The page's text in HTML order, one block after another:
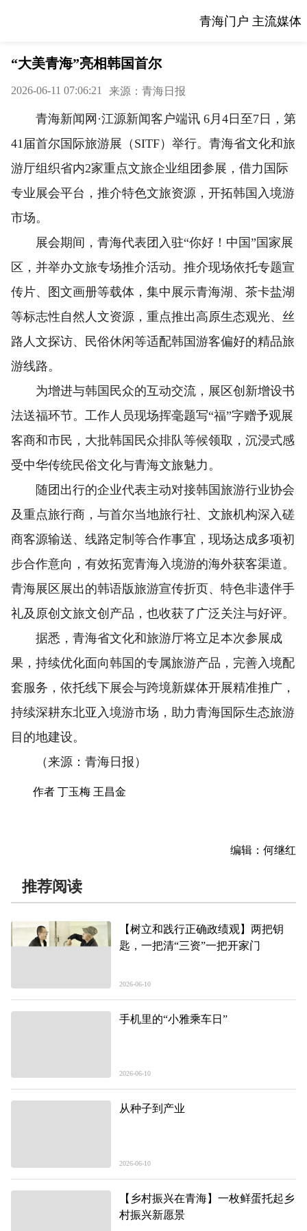
青海门户 主流媒体
“大美青海”亮相韩国首尔
2026-06-11 07:06:21 来源：青海日报
青海新闻网·江源新闻客户端讯 6月4日至7日，第
41届首尔国际旅游展（SITF）举行。青海省文化和旅
游厅组织省内2家重点文旅企业组团参展，借力国际
专业展会平台，推介特色文旅资源，开拓韩国入境游
市场。
展会期间，青海代表团入驻“你好！中国”国家展
区，并举办文旅专场推介活动。推介现场依托专题宣
传片、图文画册等载体，集中展示青海湖、茶卡盐湖
等标志性自然人文资源，重点推出高原生态观光、丝
路人文探访、民俗休闲等适配韩国游客偏好的精品旅
游线路。
为增进与韩国民众的互动交流，展区创新增设书
法送福环节。工作人员现场挥毫题写“福”字赠予观展
客商和市民，大批韩国民众排队等候领取，沉浸式感
受中华传统民俗文化与青海文旅魅力。
随团出行的企业代表主动对接韩国旅游行业协会
及重点旅行商，与首尔当地旅行社、文旅机构深入磋
商客源输送、线路定制等合作事宜，现场达成多项初
步合作意向，有效拓宽青海入境游的海外获客渠道。
青海展区展出的韩语版旅游宣传折页、特色非遗伴手
礼及原创文旅文创产品，也收获了广泛关注与好评。
据悉，青海省文化和旅游厅将立足本次参展成
果，持续优化面向韩国的专属旅游产品，完善入境配
套服务，依托线下展会与跨境新媒体开展精准推广，
持续深耕东北亚入境游市场，助力青海国际生态旅游
目的地建设。
（来源：青海日报）
作者 丁玉梅 王昌金
编辑：何继红
推荐阅读
【树立和践行正确政绩观】两把钥
匙，一把清“三资”一把开家门
2026-06-10
手机里的“小雅乘车日”
2026-06-10
从种子到产业
2026-06-10
【乡村振兴在青海】一枚鲜蛋托起乡
村振兴新愿景